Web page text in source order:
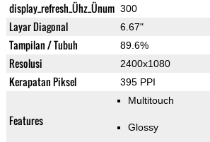
display_refresh_Ühz_Ünum 300
Layar Diagonal 6.67"
Tampilan / Tubuh 89.6%
Resolusi 2400x1080
Kerapatan Piksel 395 PPI
Features
Multitouch
Glossy